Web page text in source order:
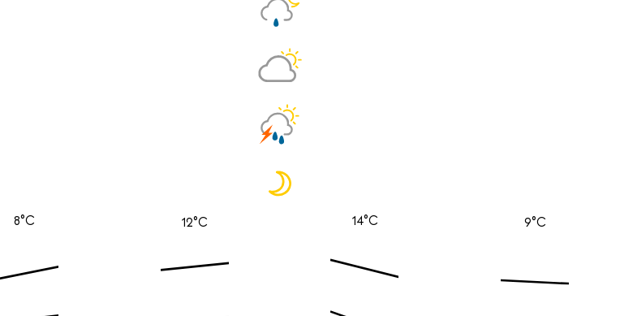
8°C 12°C 14°C 9°C